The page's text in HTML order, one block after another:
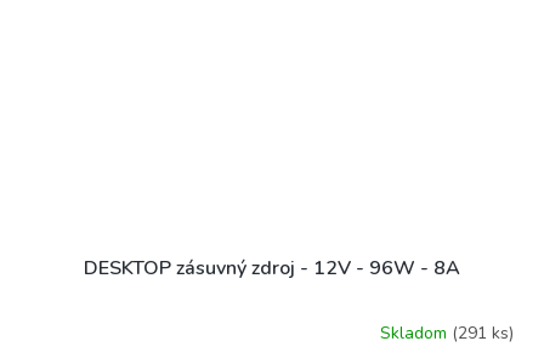
DESKTOP zásuvný zdroj - 12V - 96W - 8A
Skladom (291 ks)